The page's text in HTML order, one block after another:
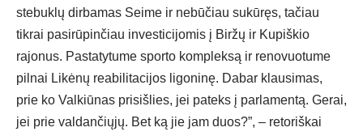
stebuklų dirbamas Seime ir nebūčiau sukūręs, tačiau
tikrai pasirūpinčiau investicijomis į Biržų ir Kupiškio
rajonus. Pastatytume sporto kompleksą ir renovuotume
pilnai Likėnų reabilitacijos ligoninę. Dabar klausimas,
prie ko Valkiūnas prisišlies, jei pateks į parlamentą. Gerai,
jei prie valdančiųjų. Bet ką jie jam duos?”, – retoriškai